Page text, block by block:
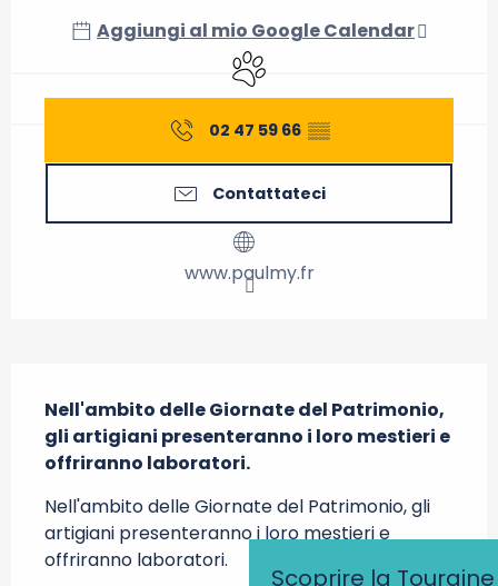
Scoprire la Touraine
Aggiungi al mio Google Calendar
Animali ammessi
02 47 59 66 ▒▒
Contattateci
www.paulmy.fr
Nell'ambito delle Giornate del Patrimonio,
gli artigiani presenteranno i loro mestieri e
offriranno laboratori.
Nell'ambito delle Giornate del Patrimonio, gli
artigiani presenteranno i loro mestieri e
offriranno laboratori.